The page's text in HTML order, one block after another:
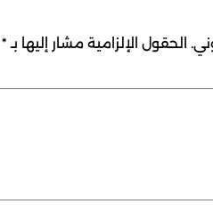
الحقول الإلزامية مشار إليها بـ *